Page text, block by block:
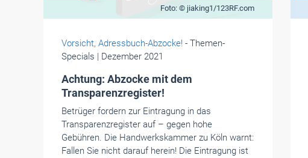
Foto: © jiaking1/123RF.com
Vorsicht, Adressbuch-Abzocke! - Themen-
Specials | Dezember 2021
Achtung: Abzocke mit dem
Transparenzregister!
Betrüger fordern zur Eintragung in das
Transparenzregister auf – gegen hohe
Gebühren. Die Handwerkskammer zu Köln warnt:
Fallen Sie nicht darauf herein! Die Eintragung ist